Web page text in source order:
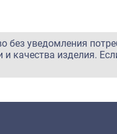
без уведомления
качества изделия.